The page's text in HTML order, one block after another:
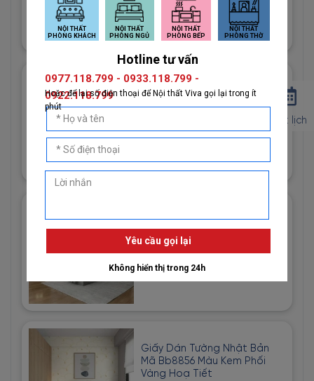
1đ
Giấy Dán Tường Imperial Mã
1đ
Giấy Dán Tường Imperial Mã
81013-3 Hoạ Tiết Vải Bố Màu
Vàng Cát
1đ
Giấy Dán Tường Nhật Bản
Mã Bb8856 Màu Kem Phối
Vàng Hoạ Tiết
Đặt lịch